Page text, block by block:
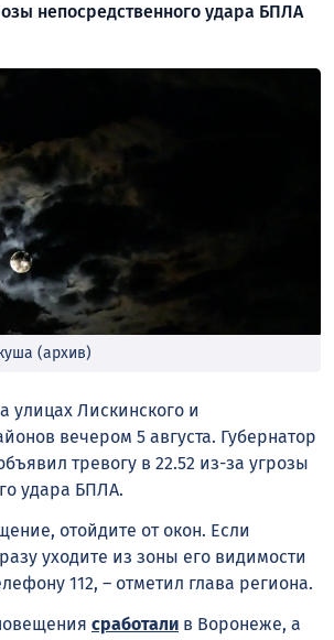
непосредственного удара БПЛА
(архив)
улицах Лискинского и
вечером 5 августа. Губернатор
тревогу в 22.52 из-за угрозы
удара БПЛА.
отойдите от окон. Если
уходите из зоны его видимости
112, – отметил глава региона.
сработали в Воронеже, а